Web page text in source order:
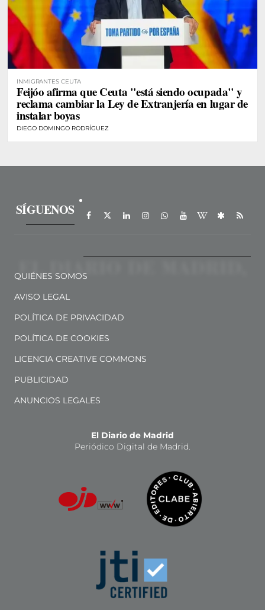
INMIGRANTES CEUTA
Feijóo afirma que Ceuta "está siendo ocupada" y
reclama cambiar la Ley de Extranjería en lugar de
instalar boyas
DIEGO DOMINGO RODRÍGUEZ
SÍGUENOS
QUIÉNES SOMOS
AVISO LEGAL
POLÍTICA DE PRIVACIDAD
POLÍTICA DE COOKIES
LICENCIA CREATIVE COMMONS
PUBLICIDAD
ANUNCIOS LEGALES
El Diario de Madrid
Periódico Digital de Madrid.